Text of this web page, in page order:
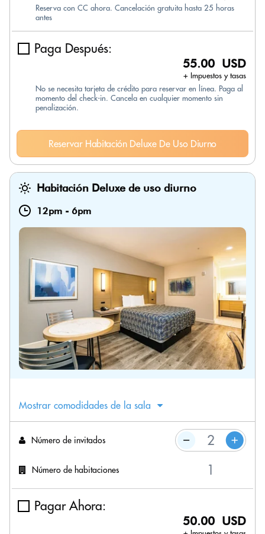
Reserva con CC ahora. Cancelación gratuita hasta 25 horas
antes
Paga Después:
55.00 USD
+ Impuestos y tasas
No se necesita tarjeta de crédito para reservar en línea. Paga al
momento del check-in. Cancela en cualquier momento sin
penalización.
Reservar Habitación Deluxe De Uso Diurno
Habitación Deluxe de uso diurno
12pm - 6pm
Mostrar comodidades de la sala
Número de invitados
Número de habitaciones
Pagar Ahora:
50.00 USD